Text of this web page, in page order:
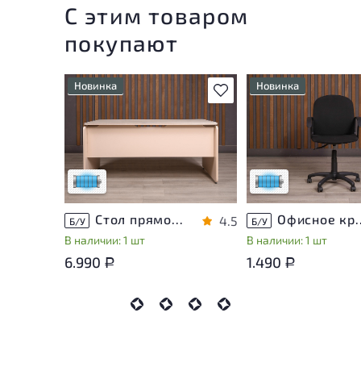
С этим товаром
покупают
В избранное
Новинка
приближено к новому, могут
присутствовать
незначительные следы
эксплуатации
Низкая степень износа
Б/У Стол прямоугольный Accord ДСП Дуб Россия
В наличии: 1 шт
4.5
6.990 Р
Новинка
Состояние товара
приближено к
присутствовать
незначительные
эксплуатации
Низкая степень
Б/У Офисное
В наличии: 1 шт
1.490 Р